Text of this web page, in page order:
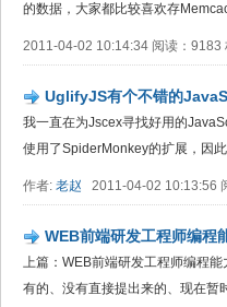
的数据，大家都比较喜欢存
2011-04-02 10:14:34 阅读：9183
UglifyJS有个不错的
我一直在为Jscex寻找好用的
使用了SpiderMonkey的扩展，因
作者: 老赵 2011-04-02 10:13:56
WEB前端研发工程师编程
上篇：WEB前端研发工程师编程
有的、没有直接提出来的、现在暂